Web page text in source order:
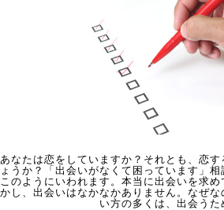
あなたは恋をしていますか？それとも、恋
ょうか？「出会いがなくて困っています」相
このようにいわれます。本当に出会いを求
かし、出会いはなかなかありません。なぜ
い方の多くは、出会う